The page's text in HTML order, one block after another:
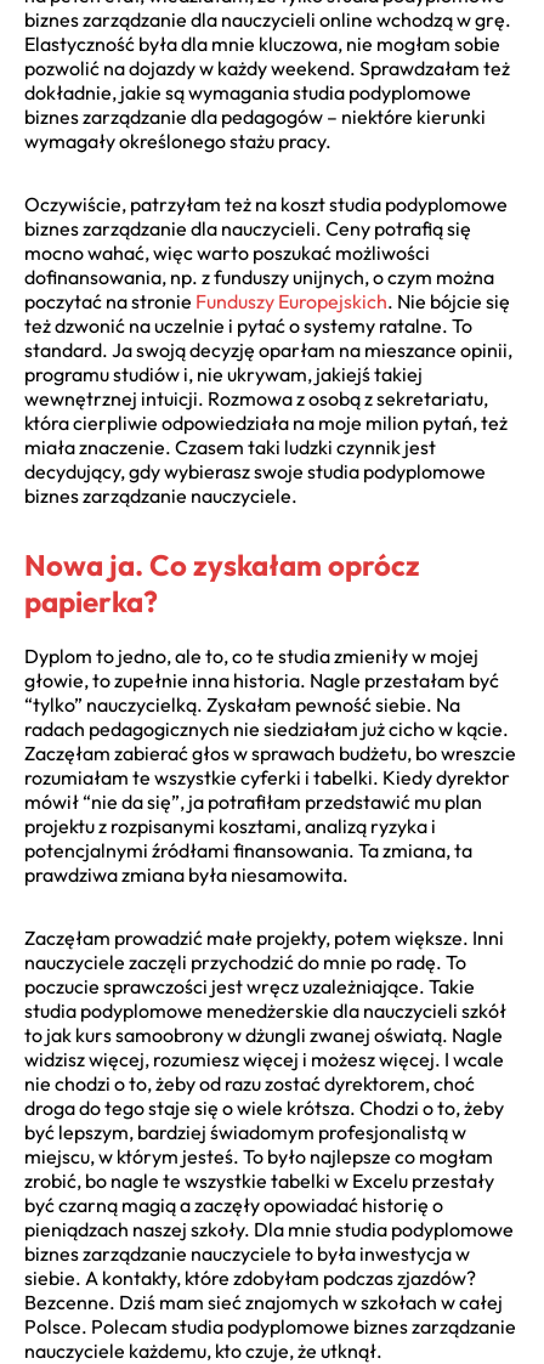
biznes zarządzanie dla nauczycieli online wchodzą w grę.
Elastyczność była dla mnie kluczowa, nie mogłam sobie
pozwolić na dojazdy w każdy weekend. Sprawdzałam też
dokładnie, jakie są wymagania studia podyplomowe
biznes zarządzanie dla pedagogów – niektóre kierunki
wymagały określonego stażu pracy.
Oczywiście, patrzyłam też na koszt studia podyplomowe
biznes zarządzanie dla nauczycieli. Ceny potrafią się
mocno wahać, więc warto poszukać możliwości
dofinansowania, np. z funduszy unijnych, o czym można
poczytać na stronie Funduszy Europejskich. Nie bójcie się
też dzwonić na uczelnie i pytać o systemy ratalne. To
standard. Ja swoją decyzję oparłam na mieszance opinii,
programu studiów i, nie ukrywam, jakiejś takiej
wewnętrznej intuicji. Rozmowa z osobą z sekretariatu,
która cierpliwie odpowiedziała na moje milion pytań, też
miała znaczenie. Czasem taki ludzki czynnik jest
decydujący, gdy wybierasz swoje studia podyplomowe
biznes zarządzanie nauczyciele.
Nowa ja. Co zyskałam oprócz
papierka?
Dyplom to jedno, ale to, co te studia zmieniły w mojej
głowie, to zupełnie inna historia. Nagle przestałam być
“tylko” nauczycielką. Zyskałam pewność siebie. Na
radach pedagogicznych nie siedziałam już cicho w kącie.
Zaczęłam zabierać głos w sprawach budżetu, bo wreszcie
rozumiałam te wszystkie cyferki i tabelki. Kiedy dyrektor
mówił “nie da się”, ja potrafiłam przedstawić mu plan
projektu z rozpisanymi kosztami, analizą ryzyka i
potencjalnymi źródłami finansowania. Ta zmiana, ta
prawdziwa zmiana była niesamowita.
Zaczęłam prowadzić małe projekty, potem większe. Inni
nauczyciele zaczęli przychodzić do mnie po radę. To
poczucie sprawczości jest wręcz uzależniające. Takie
studia podyplomowe menedżerskie dla nauczycieli szkół
to jak kurs samoobrony w dżungli zwanej oświatą. Nagle
widzisz więcej, rozumiesz więcej i możesz więcej. I wcale
nie chodzi o to, żeby od razu zostać dyrektorem, choć
droga do tego staje się o wiele krótsza. Chodzi o to, żeby
być lepszym, bardziej świadomym profesjonalistą w
miejscu, w którym jesteś. To było najlepsze co mogłam
zrobić, bo nagle te wszystkie tabelki w Excelu przestały
być czarną magią a zaczęły opowiadać historię o
pieniądzach naszej szkoły. Dla mnie studia podyplomowe
biznes zarządzanie nauczyciele to była inwestycja w
siebie. A kontakty, które zdobyłam podczas zjazdów?
Bezcenne. Dziś mam sieć znajomych w szkołach w całej
Polsce. Polecam studia podyplomowe biznes zarządzanie
nauczyciele każdemu, kto czuje, że utknął.